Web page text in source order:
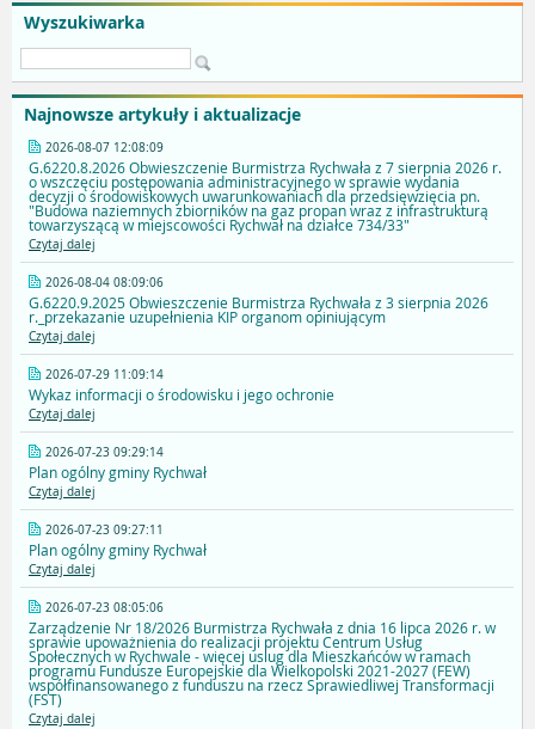
Wyszukiwarka
Najnowsze artykuły i aktualizacje
2026-08-07 12:08:09
G.6220.8.2026 Obwieszczenie Burmistrza Rychwała z 7 sierpnia 2026 r.
o wszczęciu postępowania administracyjnego w sprawie wydania
decyzji o środowiskowych uwarunkowaniach dla przedsięwzięcia pn.
"Budowa naziemnych zbiorników na gaz propan wraz z infrastrukturą
towarzyszącą w miejscowości Rychwał na działce 734/33"
Czytaj dalej
2026-08-04 08:09:06
G.6220.9.2025 Obwieszczenie Burmistrza Rychwała z 3 sierpnia 2026
r._przekazanie uzupełnienia KIP organom opiniującym
Czytaj dalej
2026-07-29 11:09:14
Wykaz informacji o środowisku i jego ochronie
Czytaj dalej
2026-07-23 09:29:14
Plan ogólny gminy Rychwał
Czytaj dalej
2026-07-23 09:27:11
Plan ogólny gminy Rychwał
Czytaj dalej
2026-07-23 08:05:06
Zarządzenie Nr 18/2026 Burmistrza Rychwała z dnia 16 lipca 2026 r. w
sprawie upoważnienia do realizacji projektu Centrum Usług
Społecznych w Rychwale - więcej uslug dla Mieszkańców w ramach
programu Fundusze Europejskie dla Wielkopolski 2021-2027 (FEW)
współfinansowanego z funduszu na rzecz Sprawiedliwej Transformacji
(FST)
Czytaj dalej